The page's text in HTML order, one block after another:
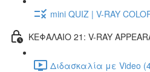
mini QUIZ | V-RAY
ΚΕΦΑΛΑΙΟ 21: V-RAY
Διδασκαλία με Video